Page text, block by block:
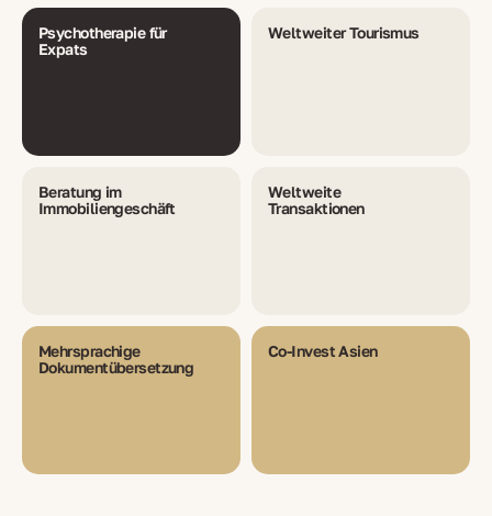
Psychotherapie für
Expats
Weltweiter Tourismus
Beratung im
Immobiliengeschäft
Weltweite
Transaktionen
Mehrsprachige
Dokumentübersetzung
Co-Invest Asien